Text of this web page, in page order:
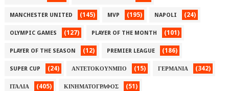
MANCHESTER UNITED (145) MVP (195) NAPOLI (24)
OLYMPIC GAMES (127) PLAYER OF THE MONTH (101)
PLAYER OF THE SEASON (12) PREMIER LEAGUE (186)
SUPER CUP (24) ΑΝΤΕΤΟΚΟΥΝΜΠΟ (15) ΓΕΡΜΑΝΙΑ (342)
ΙΤΑΛΙΑ (405) ΚΙΝΗΜΑΤΟΓΡΑΦΟΣ (51)